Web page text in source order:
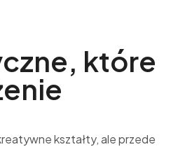
które
kształty, ale przede